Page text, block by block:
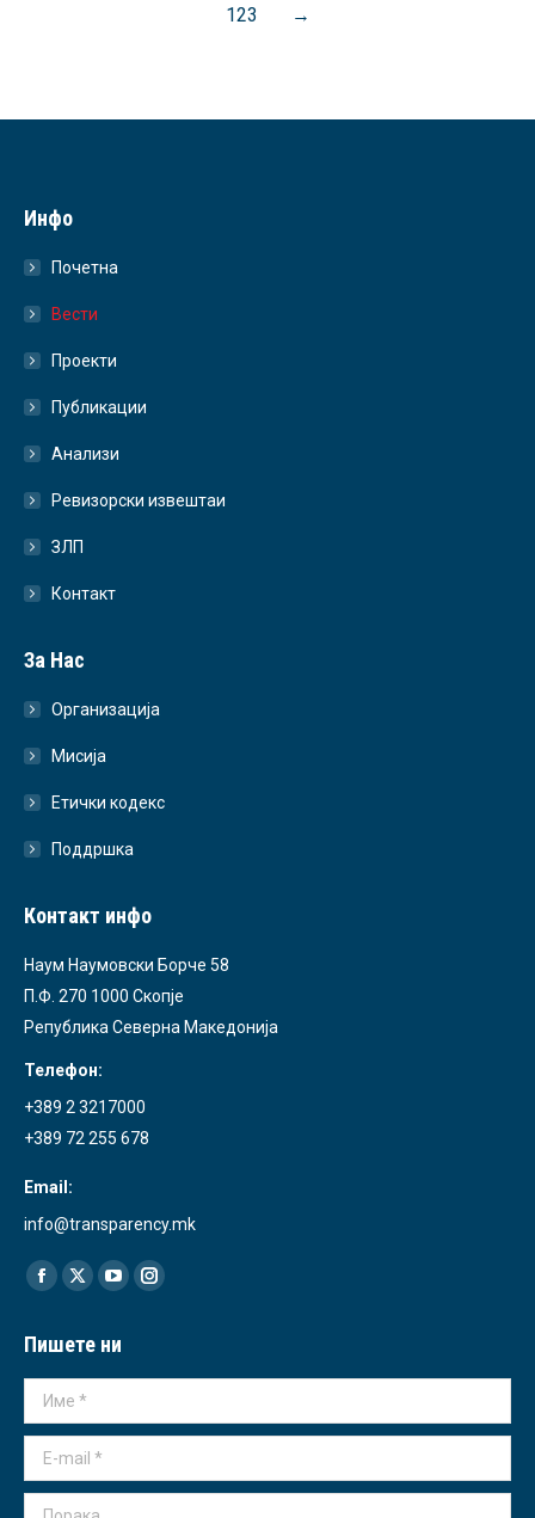
123
→
Инфо
Почетна
Вести
Проекти
Публикации
Анализи
Ревизорски извештаи
ЗЛП
Контакт
За Нас
Организација
Мисија
Етички кодекс
Поддршка
Контакт инфо
Наум Наумовски Борче 58
П.Ф. 270 1000 Скопје
Република Северна Македонија
Телефон:
+389 2 3217000
+389 72 255 678
Email:
info@transparency.mk
Find us on:
Facebook
opens
in
new
X
opens
in
YouTube
opens
in
Instagram
in
Пишете ни
Име *
E-mail *
Порака